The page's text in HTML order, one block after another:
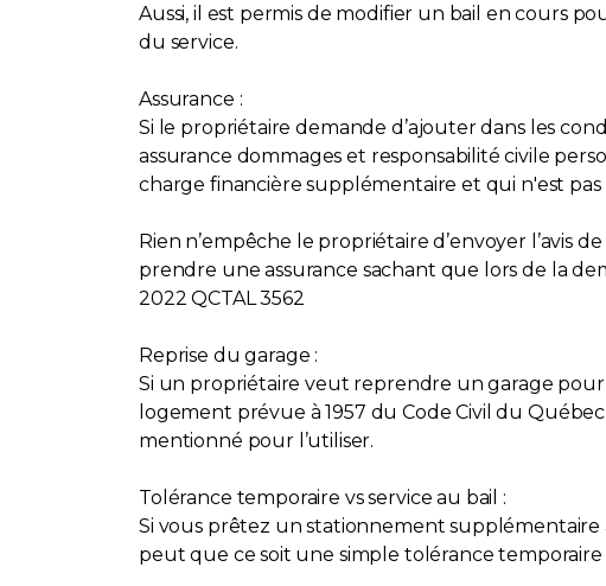
Aussi, il est permis de modifier un bail en cours
du service.
Assurance :
Si le propriétaire demande d’ajouter dans les
assurance dommages et responsabilité civile
charge financière supplémentaire et qui n'est pas
Rien n’empêche le propriétaire d’envoyer l’avis
prendre une assurance sachant que lors de la
2022 QCTAL 3562
Reprise du garage :
Si un propriétaire veut reprendre un garage pour
logement prévue à 1957 du Code Civil du
mentionné pour l’utiliser.
Tolérance temporaire vs service au bail :
Si vous prêtez un stationnement supplémentaire
peut que ce soit une simple tolérance